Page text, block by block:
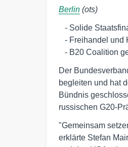
Berlin (ots)
- B20 Coalition
Der
begleiten und hat
Bündnis
russischen G20-
"Gemeinsam
erklärte Stefan